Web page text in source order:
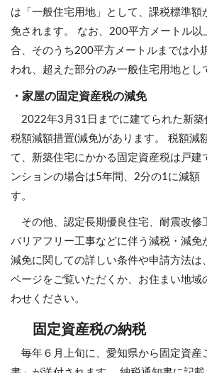
は「一般住宅用地」として、課税標準額
免されます。 なお、200平方メートル以
合、そのうち200平方メートルまでは小
われ、超えた部分のみ一般住宅用地とし
・家屋の固定資産税の減免
2022年3月31日までに建てられた新築
税額減額措置(減免)があります。 税額減
て、新築住宅にかかる固定資産税は戸建
ンションの場合は5年間、2分の1に減額
す。
その他、認定長期優良住宅、耐震改修
バリアフリー工事などに伴う減税・減免
減免に関しての詳しい条件や申請方法は
ページをご覧いただくか、お住まい地域
わせください。
固定資産税の納税
毎年６月上旬に、愛知県から固定資産